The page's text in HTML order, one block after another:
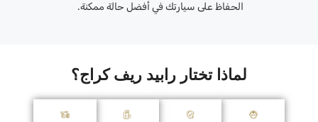
الحفاظ على سيارتك في أفضل حالة ممكنة.
لماذا تختار رابيد ريف كراج؟